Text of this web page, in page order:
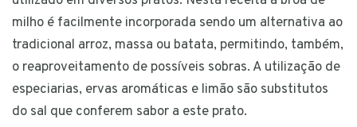
milho é facilmente incorporada sendo um alternativa ao
tradicional arroz, massa ou batata, permitindo, também,
o reaproveitamento de possíveis sobras. A utilização de
especiarias, ervas aromáticas e limão são substitutos
do sal que conferem sabor a este prato.